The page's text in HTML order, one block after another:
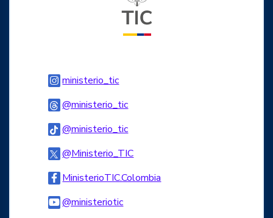
ministerio_ticLogo Instagram
@ministerio_ticLogo Threads
@ministerio_ticLogo Tiktok
@Ministerio_TICLogo Twitter
MinisterioTIC.Colombia
@ministerioticLogo Youtube